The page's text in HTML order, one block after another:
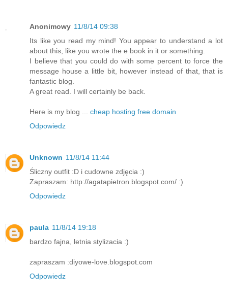
Anonimowy 11/8/14 09:38
Its like you read my mind! You appear to understand a lot
about this, like you wrote the e book in it or something.
I believe that you could do with some percent to force the
message house a little bit, however instead of that, that is
fantastic blog.
A great read. I will certainly be back.
Here is my blog ... cheap hosting free domain
Odpowiedz
Unknown 11/8/14 11:44
Śliczny outfit :D i cudowne zdjęcia :)
Zapraszam: http://agatapietron.blogspot.com/ :)
Odpowiedz
paula 11/8/14 19:18
bardzo fajna, letnia stylizacia :)
zapraszam :diyowe-love.blogspot.com
Odpowiedz